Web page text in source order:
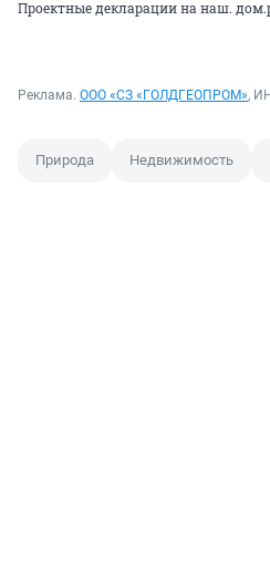
Проектные декларации на наш.
Реклама. ООО «СЗ «ГОЛДГЕОПРОМ»,
Природа Недвижимость